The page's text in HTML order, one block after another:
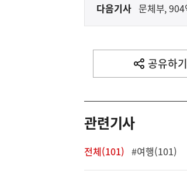
다
음
기
영
역
다음기사 문체부, 904
공유하기
열
기
관련기사
전체(101) #여행(101)